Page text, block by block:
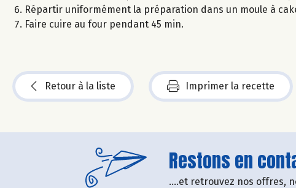
Répartir uniformément la préparation dans un moule à
Faire cuire au four pendant 45 min.
Retour à la liste Imprimer la recette
Restons en
....et retrouvez nos offres,